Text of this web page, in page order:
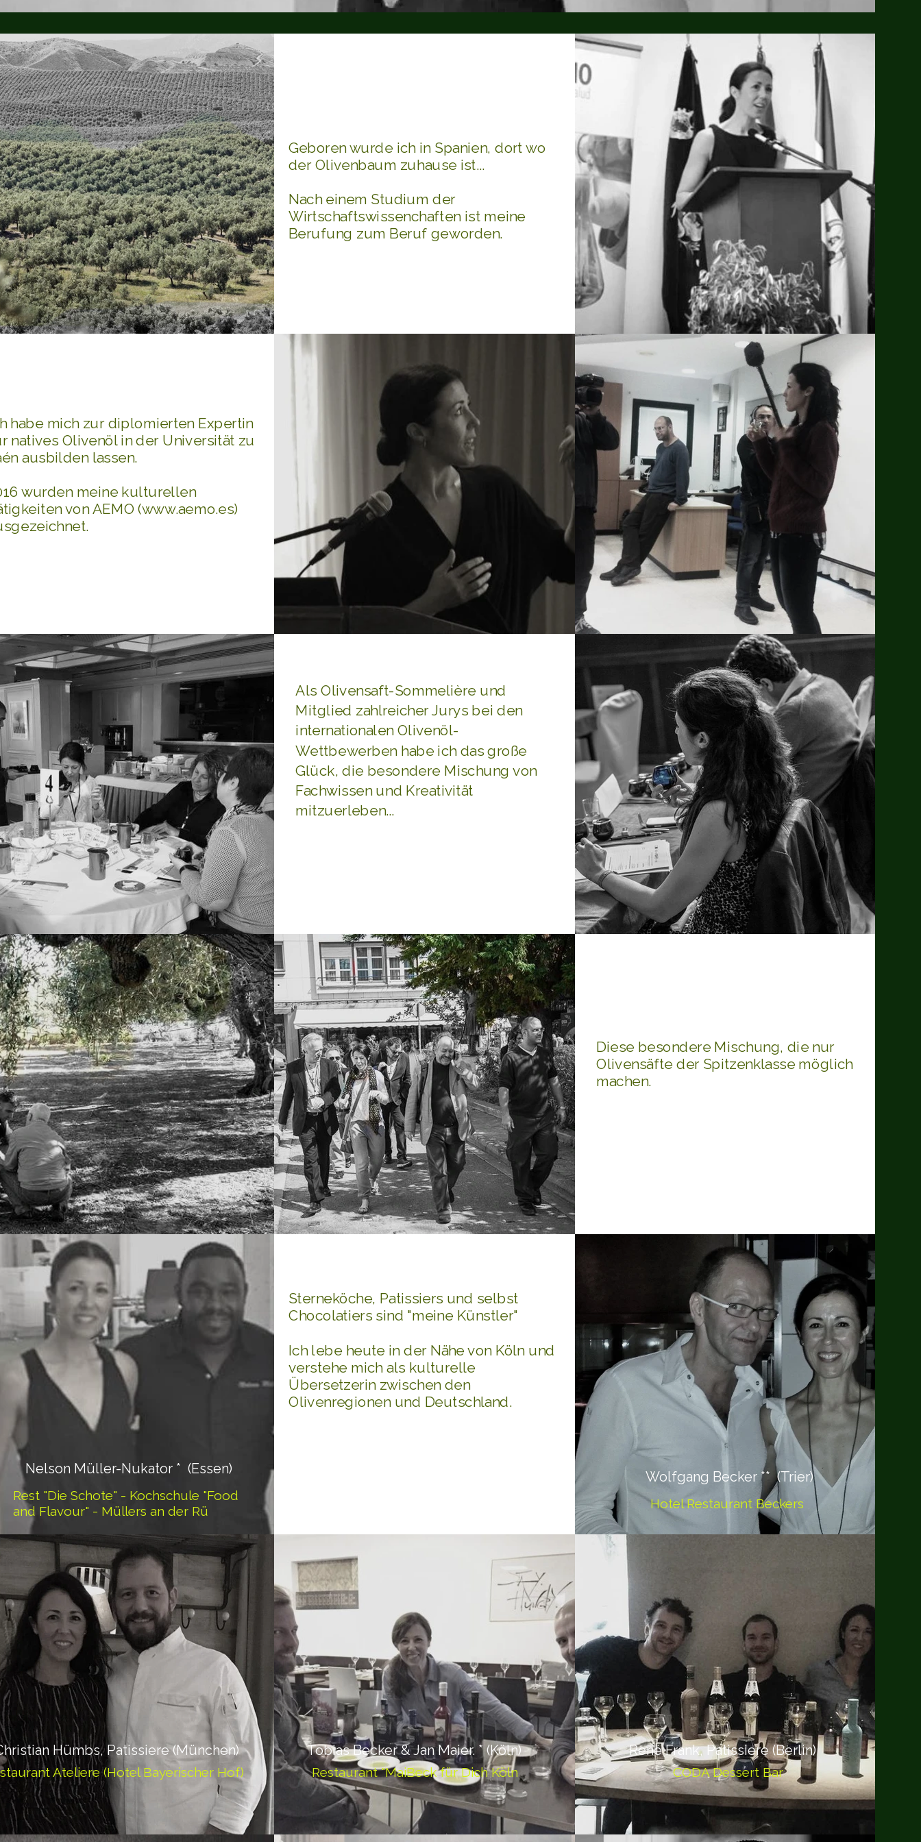
Geboren wurde ich in Spanien, dort wo
der Olivenbaum zuhause ist...
Nach einem Studium der
Wirtschaftswissenchaften ist meine
Berufung zum Beruf geworden.
habe mich zur diplomierten Expertin
natives Olivenöl in der Universität zu
ausbilden lassen.
wurden meine kulturellen
von AEMO (www.aemo.es)
Als Olivensaft-Sommelière und
Mitglied zahlreicher Jurys bei den
internationalen Olivenöl-
Wettbewerben habe ich das große
Glück, die besondere Mischung von
Fachwissen und Kreativität
mitzuerleben...
Diese besondere Mischung, die nur
Olivensäfte der Spitzenklasse möglich
machen.
Sterneköche, Patissiers und selbst
Chocolatiers sind "meine Künstler"
Ich lebe heute in der Nähe von Köln und
verstehe mich als kulturelle
Übersetzerin zwischen den
Olivenregionen und Deutschland.
Nelson Müller-Nukator * (Essen)
Rest "Die Schote" - Kochschule "Food
and Flavour" - Müllers an der Rü
Wolfgang Becker ** (Trier)
Hotel Restaurant Beckers
Hümbs, Patissiere (München)
Ateliere (Hotel Bayerischer Hof)
Tobias Becker & Jan Maier. * (Köln)
Restaurant "MaiBeck für Dich Köln
René Frank, Patissiere (Berlin)
CODA Dessert Bar